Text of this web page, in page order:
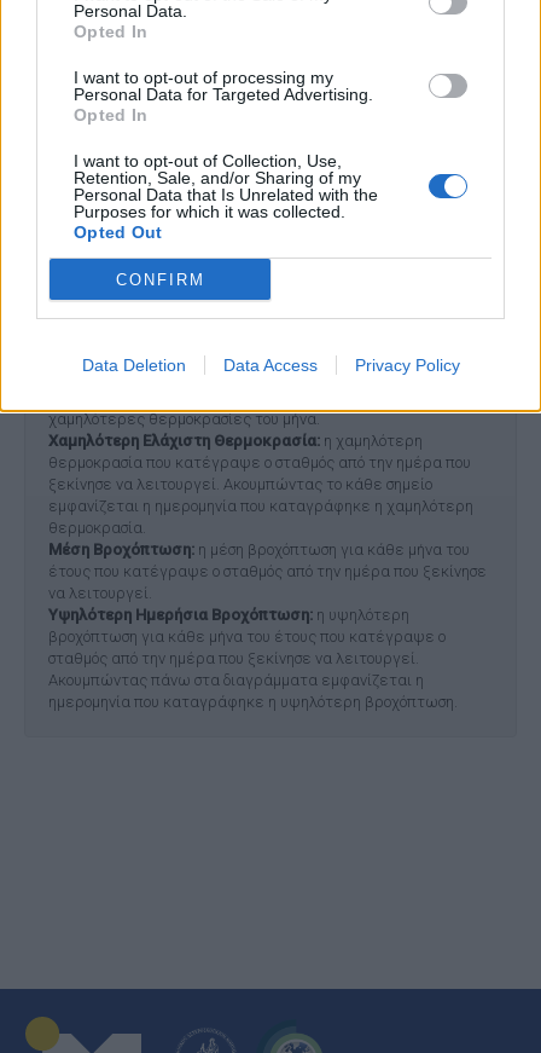
Personal Data.
Opted In
I want to opt-out of processing my
Personal Data for Targeted Advertising.
Opted In
I want to opt-out of Collection, Use,
Retention, Sale, and/or Sharing of my
Personal Data that Is Unrelated with the
Purposes for which it was collected.
Opted Out
CONFIRM
Data Deletion Data Access Privacy Policy
ΙΑΝ ΔΕΚ
ΜΑΡ ΜΑΙ ΙΟΥΛ ΣΕΠΤ
0
20
Υψηλότερη Μέγιστη Θερμοκρασία:η υψηλότερη
θερμοκρασία που κατέγραψε ο σταθμός από την ημέρα που
ξεκίνησε να λειτουργεί. Ακουμπώντας το κάθε σημείο
εμφανίζεται η ημερομηνία που καταγράφηκε η υψηλότερη
θερμοκρασία.
η μέση τιμή από όλες τις θερμοκρασίες
που καταγράφει ο σταθμός για κάθε συγκεκριμένο μήνα.
χαμηλότερες θερμοκρασίες του μήνα.
Χαμηλότερη Ελάχιστη Θερμοκρασία: η χαμηλότερη
θερμοκρασία που κατέγραψε ο σταθμός από την ημέρα που
ξεκίνησε να λειτουργεί. Ακουμπώντας το κάθε σημείο
εμφανίζεται η ημερομηνία που καταγράφηκε η χαμηλότερη
θερμοκρασία.
Μέση Βροχόπτωση: η μέση βροχόπτωση για κάθε μήνα του
έτους που κατέγραψε ο σταθμός από την ημέρα που ξεκίνησε
να λειτουργεί.
Υψηλότερη Ημερήσια Βροχόπτωση: η υψηλότερη
βροχόπτωση για κάθε μήνα του έτους που κατέγραψε ο
σταθμός από την ημέρα που ξεκίνησε να λειτουργεί.
Ακουμπώντας πάνω στα διαγράμματα εμφανίζεται η
ημερομηνία που καταγράφηκε η υψηλότερη βροχόπτωση.